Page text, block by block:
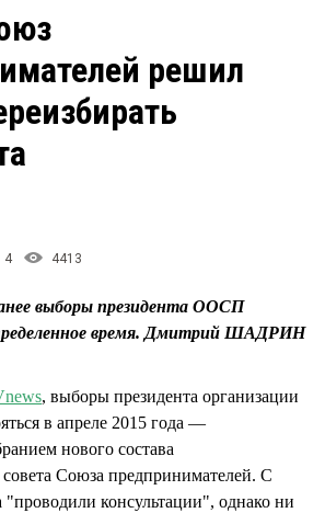
Блоги
Архив
решил
4 4413
выборы президента ООСП
время. Дмитрий ШАДРИН
, выборы президента организации
в апреле 2015 года —
нового состава
Союза предпринимателей. С
"проводили консультации", однако ни